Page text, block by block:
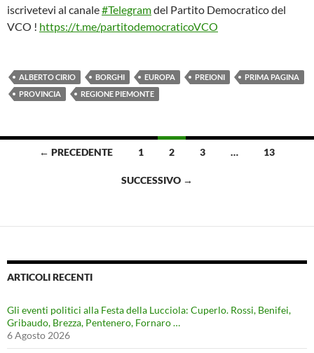
iscrivetevi al canale#Telegramdel Partito Democratico del
VCO ! https://t.me/partitodemocraticoVCO
ALBERTO CIRIO BORGHI EUROPA PREIONI
PRIMA PAGINA
PROVINCIA
REGIONE PIEMONTE
Navigazione
← PRECEDENTE 1 2 3 … 13
SUCCESSIVO →
ARTICOLI RECENTI
Gli eventi politici alla Festa della Lucciola: Cuperlo. Rossi, Benifei,
Gribaudo, Brezza, Pentenero, Fornaro …
6 Agosto 2026